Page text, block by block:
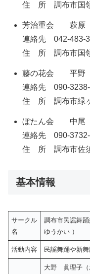
住 所 調布市国
芳治重会 萩原
連絡先 042-483-
住 所 調布市国
藤の花会 平野
連絡先 090-
住 所 調布市緑
ぼたん会 中尾
連絡先 090-
住 所 調布市佐
基本情報
サークル
名
調布市民謡舞
ゆうかい ）
活動内容 民謡舞踊や新
大野 眞理子（